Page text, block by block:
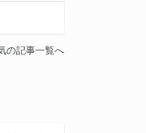
の記事一覧へ